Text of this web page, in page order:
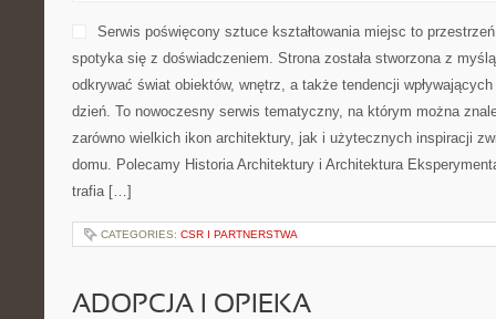
Serwis poświęcony sztuce kształtowania miejsc to
spotyka się z doświadczeniem. Strona została stworzona z
odkrywać świat obiektów, wnętrz, a także tendencji
dzień. To nowoczesny serwis tematyczny, na którym można
zarówno wielkich ikon architektury, jak i użytecznych inspiracji
domu. Polecamy Historia Architektury i Architektura
trafia […]
CATEGORIES: CSR I PARTNERSTWA
ADOPCJA I OPIEKA